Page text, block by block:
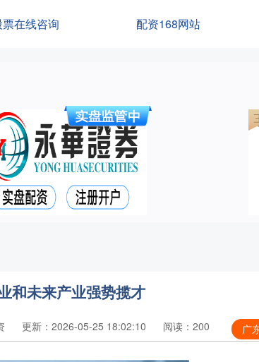
票在线咨询 配资168网站
和未来产业强势揽才
广
更新：2026-05-25 18:02:10 阅读：200